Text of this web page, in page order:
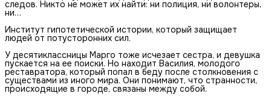
следов. Никто не может их найти: ни полиция, ни волонтеры,
ни…
Институт гипотетической истории, который защищает
людей от потусторонних сил.
У десятиклассницы Марго тоже исчезает сестра, и девушка
пускается на ее поиски. Но находит Василия, молодого
реставратора, который попал в беду после столкновения с
существами из иного мира. Они понимают, что странности,
происходящие в городе, связаны между собой.